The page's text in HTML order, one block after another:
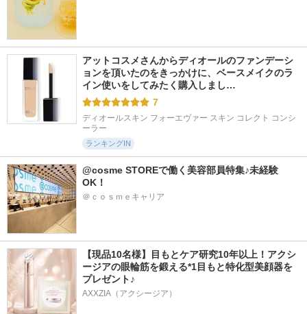
アットコスメさんからディオールのファンデーシ
ョンを頂いたのをきっかけに、ベースメイクのラ
イン使いをしてみたく購入しまし…
7
ディオールスキン フォーエヴァー スキン コレクト コンシ
ーラー
ランキングIN
@cosme STOREで働く美容部員特集♪未経験
OK！
＠ｃｏｓｍｅキャリア
【現品10名様】目もとケア研究10年以上！アクシ
ージアの眼輪筋を鍛える*1目もと特化型美顔器を
プレゼント♪
AXXZIA（アクシージア）